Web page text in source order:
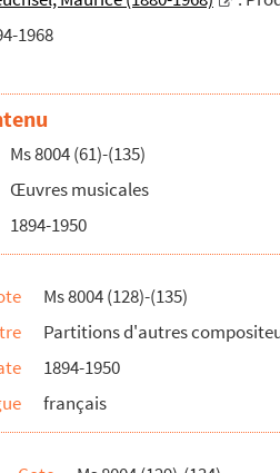
1968
Ms 8004 (61)-(135)
Œuvres musicales
1894-1950
Ms 8004 (128)-(135)
Partitions d'autres
1894-1950
français